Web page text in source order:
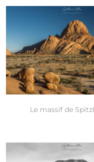
Le massif de